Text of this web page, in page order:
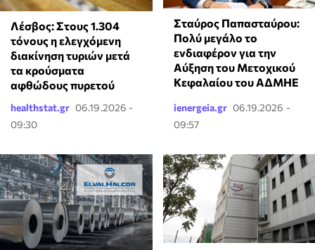
Λέσβος: Στους 1.304
τόνους η ελεγχόμενη
διακίνηση τυριών μετά
τα κρούσματα
αφθώδους πυρετού
healthstat.gr 06.19.2026 -
09:30
Σταύρος Παπασταύρου:
Πολύ μεγάλο το
ενδιαφέρον για την
Αύξηση του Μετοχικού
Κεφαλαίου του ΑΔΜΗΕ
ienergeia.gr 06.19.2026 -
09:57